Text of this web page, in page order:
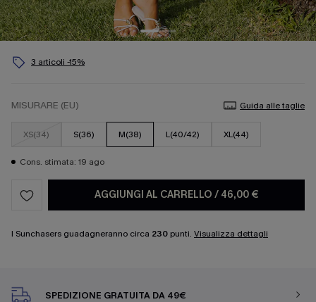
3 articoli -15%
MISURARE (EU) Guida alle taglie
XS(34) S(36) M(38) L(40/42) XL(44)
Cons. stimata: 19 ago
AGGIUNGI AL CARRELLO / 46,00 €
I Sunchasers guadagneranno circa 230 punti. Visualizza dettagli
SPEDIZIONE GRATUITA DA 49€